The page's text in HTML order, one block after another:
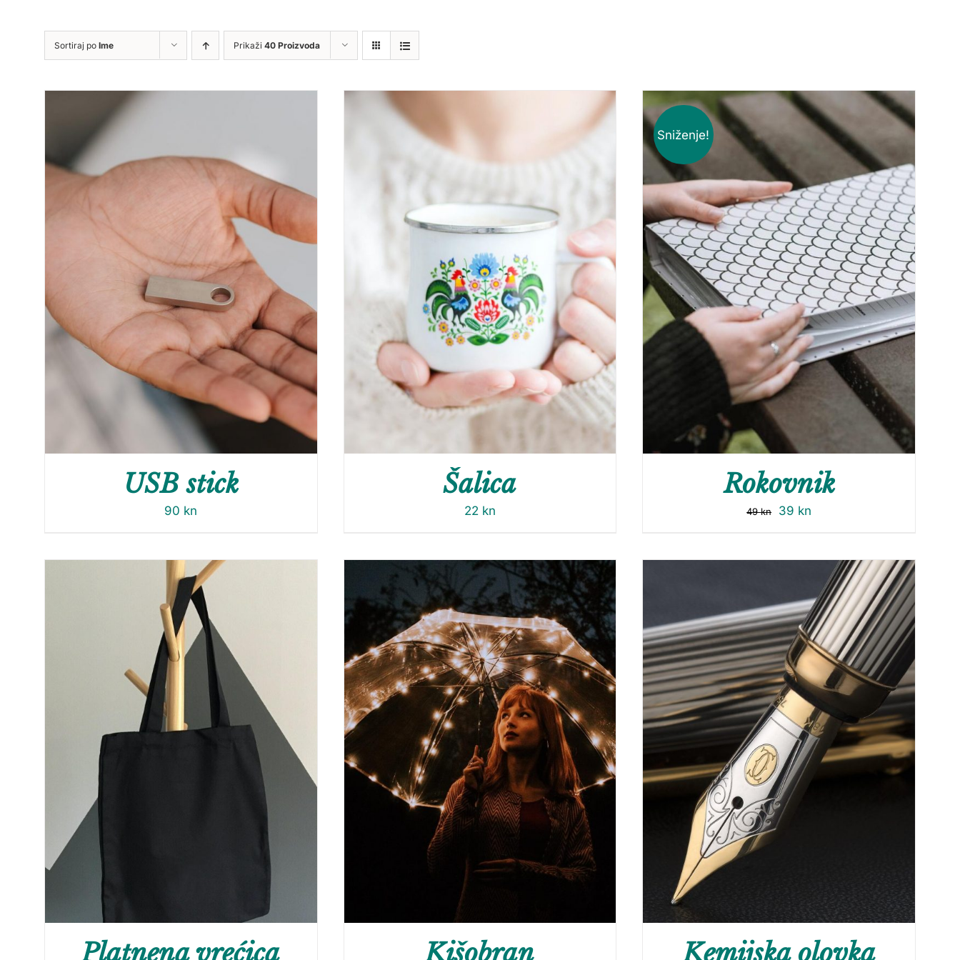
Sortiraj po Ime Prikaži 40 Proizvoda
USB stick
90 kn
Šalica
22 kn
Sniženje!
Rokovnik
49kn 39 kn
Platnena vrećica Kišobran Kemijska olovka